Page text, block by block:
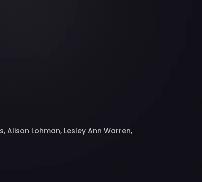
Alison Lohman, Lesley Ann Warren,